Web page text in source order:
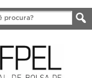
Canais